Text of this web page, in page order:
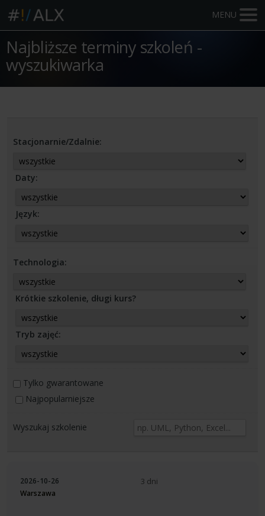
MENU
Najbliższe terminy szkoleń -
wyszukiwarka
Stacjonarnie/Zdalnie:
Daty:
Język:
Technologia:
Krótkie szkolenie, długi kurs?
Tryb zajęć:
Tylko gwarantowane
Najpopularniejsze
Wyszukaj szkolenie
2026-10-26
Warszawa
3 dni